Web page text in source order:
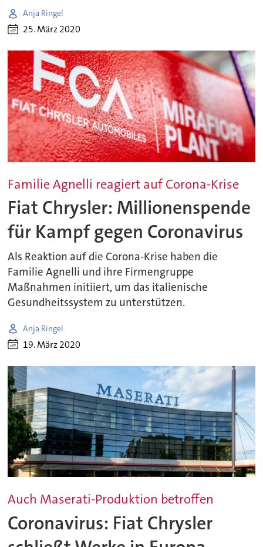
Anja Ringel
25. März 2020
Familie Agnelli reagiert auf Corona-Krise
Fiat Chrysler: Millionenspende
für Kampf gegen Coronavirus
Als Reaktion auf die Corona-Krise haben die
Familie Agnelli und ihre Firmengruppe
Maßnahmen initiiert, um das italienische
Gesundheitssystem zu unterstützen.
Anja Ringel
19. März 2020
Auch Maserati-Produktion betroffen
Coronavirus: Fiat Chrysler